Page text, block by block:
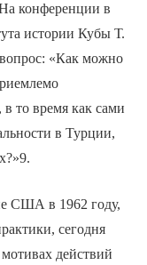
конференции в
истории Кубы Т.
вопрос: «Как можно
в то время как сами
в Турции,
США в 1962 году,
сегодня
действий